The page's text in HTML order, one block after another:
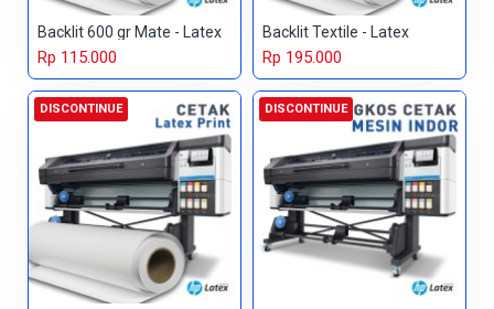
Backlit 600 gr Mate - Latex
Rp 115.000
Backlit Textile - Latex
Rp 195.000
DISCONTINUE DISCONTINUE